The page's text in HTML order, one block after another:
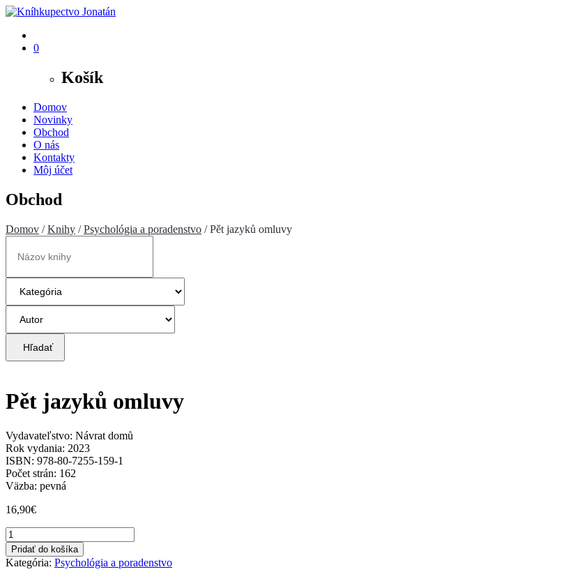
0
Košík
Domov
Novinky
Obchod
O nás
Kontakty
Môj účet
Obchod
Domov /Knihy /Psychológia a poradenstvo / Pět jazyků omluvy
Hľadať
Pět jazyků omluvy
Vydavateľstvo: Návrat domů
Rok vydania: 2023
ISBN: 978-80-7255-159-1
Počet strán: 162
Väzba: pevná
16,90€
množstvo
Pět
jazyků
omluvy
Pridať do košíka
Kategória: Psychológia a poradenstvo